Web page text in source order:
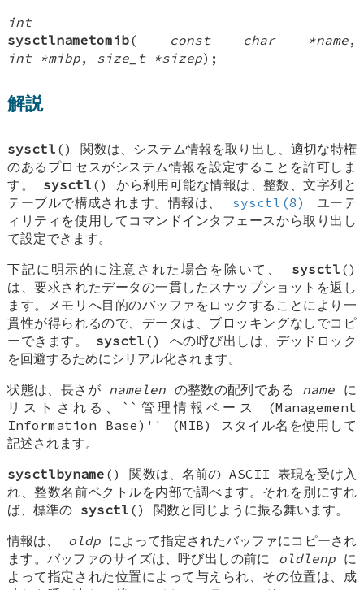
int
sysctlnametomib( const char *name,
int *mibp, size_t *sizep);
解説
sysctl () 関数は、システム情報を取り出し、適切な特権
のあるプロセスがシステム情報を設定することを許可しま
す。 sysctl () から利用可能な情報は、整数、文字列と
テーブルで構成されます。情報は、
sysctl(8)
ユーテ
ィリティを使用してコマンドインタフェースから取り出し
て設定できます。
下記に明示的に注意された場合を除いて、 sysctl ()
は、要求されたデータの一貫したスナップショットを返し
ます。メモリへ目的のバッファをロックすることにより一
貫性が得られるので、データは、ブロッキングなしでコピ
ーできます。 sysctl () への呼び出しは、デッドロック
を回避するためにシリアル化されます。
状態は、長さが namelen の整数の配列である name に
リストされる、``管理情報ベース (Management
Information Base)'' (MIB) スタイル名を使用して
記述されます。
sysctlbyname () 関数は、名前の ASCII 表現を受け入
れ、整数名前ベクトルを内部で調べます。それを別にすれ
ば、標準の sysctl () 関数と同じように振る舞います。
情報は、 oldpによって指定されたバッファにコピーされ
ます。バッファのサイズは、呼び出しの前に oldlenpに
よって指定された位置によって与えられ、その位置は、成